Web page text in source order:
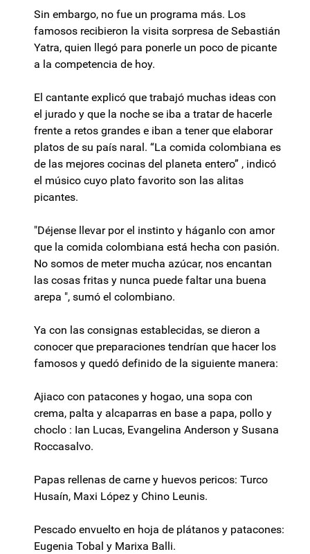
Sin embargo, no fue un programa más. Los
famosos recibieron la visita sorpresa de Sebastián
Yatra, quien llegó para ponerle un poco de picante
a la competencia de hoy.
El cantante explicó que trabajó muchas ideas con
el jurado y que la noche se iba a tratar de hacerle
frente a retos grandes e iban a tener que elaborar
platos de su país naral. “La comida colombiana es
de las mejores cocinas del planeta entero” , indicó
el músico cuyo plato favorito son las alitas
picantes.
"Déjense llevar por el instinto y háganlo con amor
que la comida colombiana está hecha con pasión.
No somos de meter mucha azúcar, nos encantan
las cosas fritas y nunca puede faltar una buena
arepa ", sumó el colombiano.
Ya con las consignas establecidas, se dieron a
conocer que preparaciones tendrían que hacer los
famosos y quedó definido de la siguiente manera:
Ajiaco con patacones y hogao, una sopa con
crema, palta y alcaparras en base a papa, pollo y
choclo : Ian Lucas, Evangelina Anderson y Susana
Roccasalvo.
Papas rellenas de carne y huevos pericos: Turco
Husaín, Maxi López y Chino Leunis.
Pescado envuelto en hoja de plátanos y patacones:
Eugenia Tobal y Marixa Balli.